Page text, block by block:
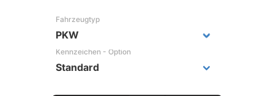
Fahrzeugtyp
Kennzeichen - Option